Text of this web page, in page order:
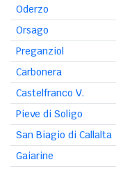
Oderzo
Orsago
Preganziol
Carbonera
Castelfranco V.
Pieve di Soligo
San Biagio di Callalta
Gaiarine